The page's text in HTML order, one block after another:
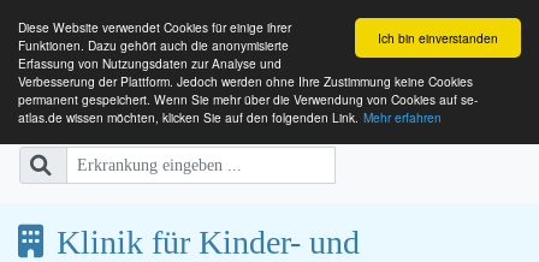
Ich bin einverstanden
Diese Website verwendet Cookies für einige ihrer
Funktionen. Dazu gehört auch die anonymisierte
Erfassung von Nutzungsdaten zur Analyse und
Verbesserung der Plattform. Jedoch werden ohne Ihre Zustimmung keine Cookies
permanent gespeichert. Wenn Sie mehr über die Verwendung von Cookies auf se-
atlas.de wissen möchten, klicken Sie auf den folgenden Link. Mehr erfahren
SE-ATLAS
Versorgungsatlas für Menschen
Klinik für Kinder- und